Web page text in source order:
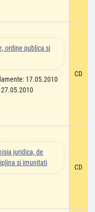
ordine publica si
17.05.2010
CD
juridica, de
si imunitati
CD